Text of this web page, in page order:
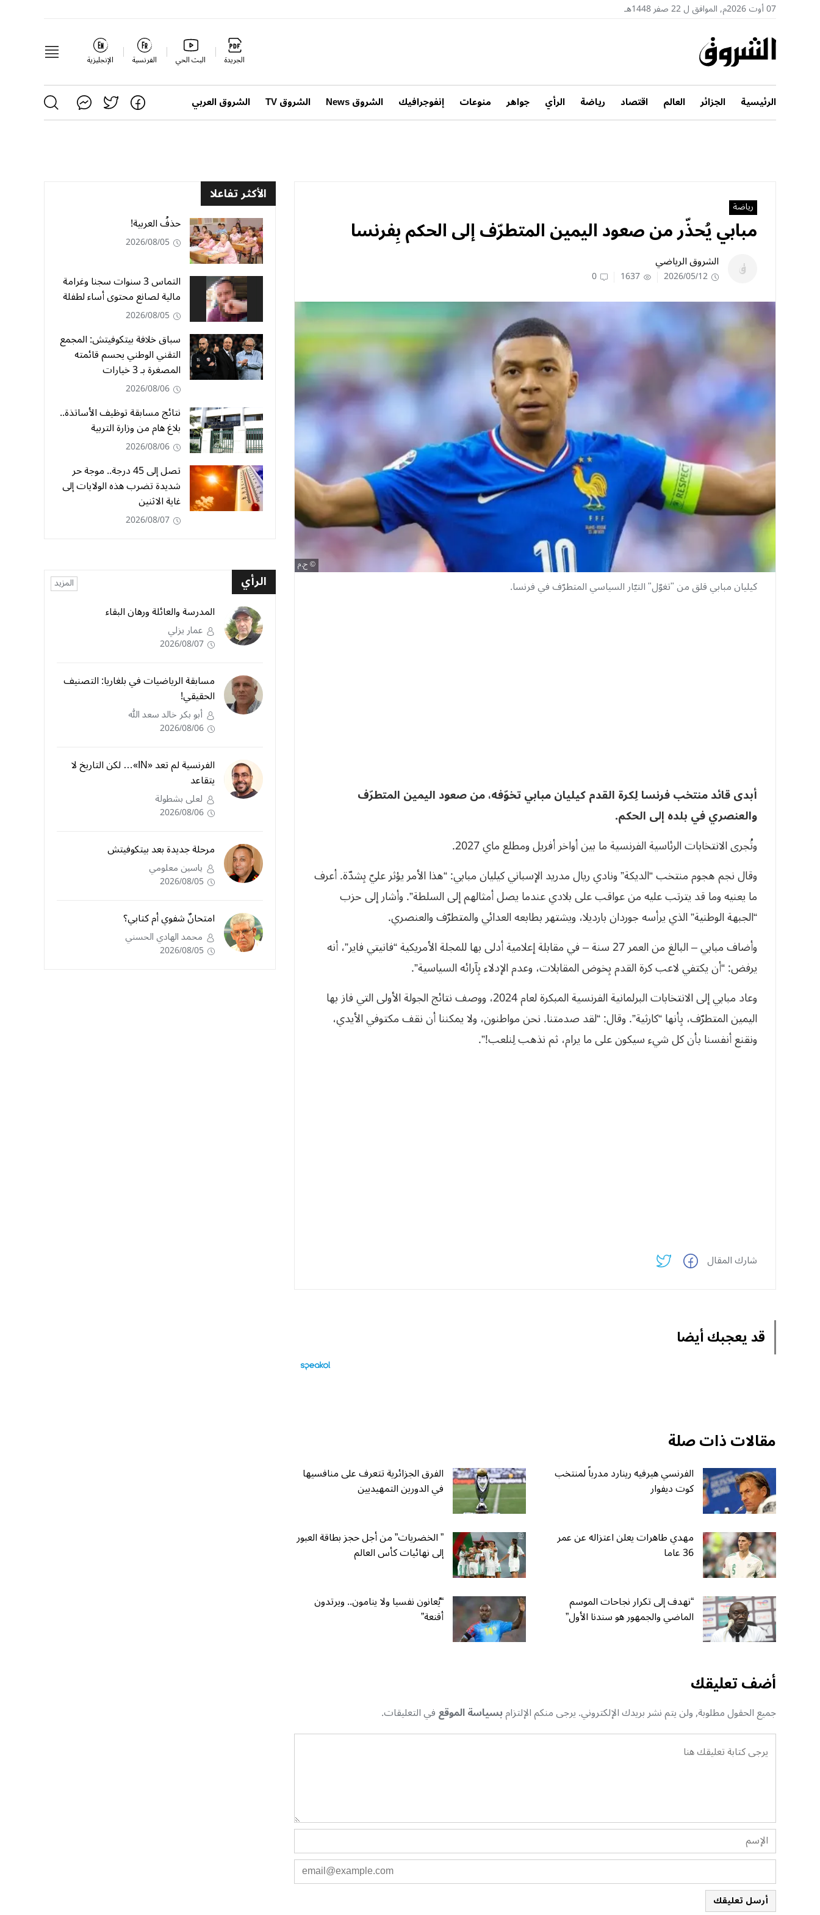
07 أوت 2026م, الموافق ل 22 صفر 1448هـ
الجريدة البث الحي الفرنسية الإنجليزية
الرئيسية الجزائر العالم اقتصاد رياضة الرأي جواهر منوعات إنفوجرافيك الشروق News الشروق TV الشروق العربي
رياضة
مبابي يُحذّر من صعود اليمين المتطرّف إلى الحكم بِفرنسا
الشروق الرياضي
2026/05/12
1637
0
ح.م
كيليان مبابي قلق من "تغوّل" التيّار السياسي المتطرّف في فرنسا.
أبدى قائد منتخب فرنسا لِكرة القدم كيليان مبابي تخوّفه، من صعود اليمين المتطرّف
والعنصري في بلده إلى الحكم.
وتُجرى الانتخابات الرئاسية الفرنسية ما بين أواخر أفريل ومطلع ماي 2027.
وقال نجم هجوم منتخب “الديكة” ونادي ريال مدريد الإسباني كيليان مبابي: “هذا الأمر يؤثر عليّ بِشدّة. أعرف
ما يعنيه وما قد يترتب عليه من عواقب على بلادي عندما يصل أمثالهم إلى السلطة”. وأشار إلى حزب
“الجبهة الوطنية” الذي يرأسه جوردان بارديلا، ويشتهر بطابعه العدائي والمتطرّف والعنصري.
وأضاف مبابي – البالغ من العمر 27 سنة – في مقابلة إعلامية أدلى بها للمجلة الأمريكية “فانيتي فاير”، أنه
يرفض: “أن يكتفي لاعب كرة القدم بِخوض المقابلات، وعدم الإدلاء بِآرائه السياسية”.
وعاد مبابي إلى الانتخابات البرلمانية الفرنسية المبكرة لعام 2024، ووصف نتائج الجولة الأولى التي فاز بها
اليمين المتطرّف، بِأنها “كارثية”. وقال: “لقد صدمتنا. نحن مواطنون، ولا يمكننا أن نقف مكتوفي الأيدي،
ونقنع أنفسنا بأن كل شيء سيكون على ما يرام، ثم نذهب لِنلعب!”.
شارك المقال
قد يعجبك أيضا
مقالات ذات صلة
الفرنسي هيرفيه رينارد مدرباً لمنتخب
كوت ديفوار
الفرق الجزائرية تتعرف على منافسيها
في الدورين التمهيديين
مهدي طاهرات يعلن اعتزاله عن عمر
36 عاما
” الخضريات” من أجل حجز بطاقة العبور
إلى نهائيات كأس العالم
“نهدف إلى تكرار نجاحات الموسم
الماضي والجمهور هو سندنا الأول”
“يُعانون نفسيا ولا ينامون.. ويرتدون
أقنعة”
أضف تعليقك
جميع الحقول مطلوبة, ولن يتم نشر بريدك الإلكتروني. يرجى منكم الإلتزامبسياسة الموقعفي التعليقات.
أرسل تعليقك
الأكثر تفاعلا
حذفُ العربية!
2026/08/05
التماس 3 سنوات سجنا وغرامة
مالية لصانع محتوى أساء لطفلة
2026/08/05
سباق خلافة بيتكوفيتش: المجمع
التقني الوطني يحسم قائمته
المصغرة بـ 3 خيارات
2026/08/06
نتائج مسابقة توظيف الأساتذة..
بلاغ هام من وزارة التربية
2026/08/06
تصل إلى 45 درجة.. موجة حر
شديدة تضرب هذه الولايات إلى
غاية الاثنين
2026/08/07
الرأي المزيد
المدرسة والعائلة ورهان البقاء
عمار يزلي
2026/08/07
مسابقة الرياضيات في بلغاريا: التصنيف
الحقيقي!
أبو بكر خالد سعد الله
2026/08/06
الفرنسية لم تعد «IN»… لكن التاريخ لا
يتقاعد
لعلى بشطولة
2026/08/06
مرحلة جديدة بعد بيتكوفيتش
ياسين معلومي
2026/08/05
امتحانٌ شفوي أم كتابي؟
محمد الهادي الحسني
2026/08/05